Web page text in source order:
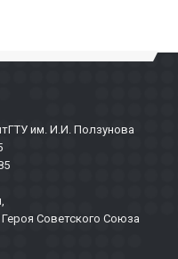
им. И.И. Ползунова
Героя Советского Союза